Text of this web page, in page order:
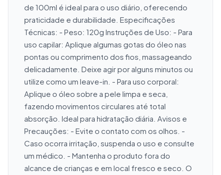
de 100ml é ideal para o uso diário, oferecendo
praticidade e durabilidade. Especificações
Técnicas: - Peso: 120g Instruções de Uso: - Para
uso capilar: Aplique algumas gotas do óleo nas
pontas ou comprimento dos fios, massageando
delicadamente. Deixe agir por alguns minutos ou
utilize como um leave-in. - Para uso corporal:
Aplique o óleo sobre a pele limpa e seca,
fazendo movimentos circulares até total
absorção. Ideal para hidratação diária. Avisos e
Precauções: - Evite o contato com os olhos. -
Caso ocorra irritação, suspenda o uso e consulte
um médico. - Mantenha o produto fora do
alcance de crianças e em local fresco e seco. O